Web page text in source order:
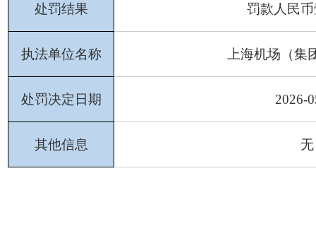
处罚结果 罚款人民币
执法单位名称 上海机场（集
处罚决定日期 2026-
其他信息 无